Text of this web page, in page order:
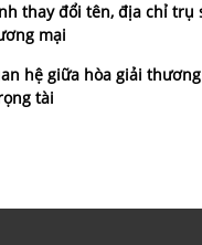
thay đổi tên, địa chỉ trụ
mại
hệ giữa hòa giải
tài